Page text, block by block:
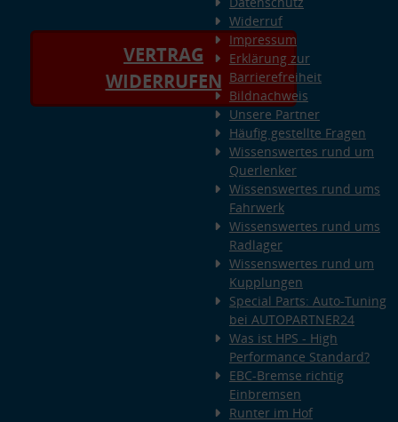
VERTRAG
WIDERRUFEN
Widerruf
Impressum
Erklärung zur
Barrierefreiheit
Bildnachweis
Unsere Partner
Häufig gestellte Fragen
Wissenswertes rund um
Querlenker
Wissenswertes rund ums
Fahrwerk
Wissenswertes rund ums
Radlager
Wissenswertes rund um
Kupplungen
Special Parts: Auto-Tuning
bei AUTOPARTNER24
Was ist HPS - High
Performance Standard?
EBC-Bremse richtig
Einbremsen
Runter im Hof